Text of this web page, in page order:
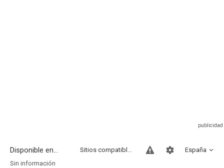
Disponible en... España
Sitios compatibles
Sin información